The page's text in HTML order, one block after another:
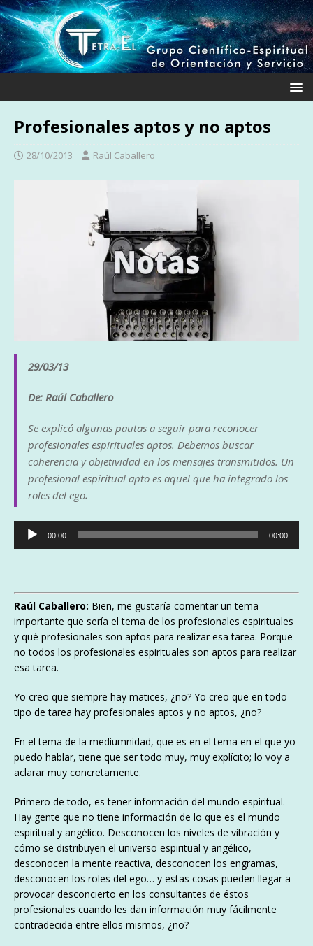
Profesionales aptos y no aptos
28/10/2013 Raúl Caballero
29/03/13
De: Raúl Caballero
Se explicó algunas pautas a seguir para reconocer
profesionales espirituales aptos. Debemos buscar
coherencia y objetividad en los mensajes transmitidos. Un
profesional espiritual apto es aquel que ha integrado los
roles del ego.
Reproductor
00:00 00:00
Raúl Caballero: Bien, me gustaría comentar un tema
importante que sería el tema de los profesionales espirituales
y qué profesionales son aptos para realizar esa tarea. Porque
no todos los profesionales espirituales son aptos para realizar
esa tarea.
Yo creo que siempre hay matices, ¿no? Yo creo que en todo
tipo de tarea hay profesionales aptos y no aptos, ¿no?
En el tema de la mediumnidad, que es en el tema en el que yo
puedo hablar, tiene que ser todo muy, muy explícito; lo voy a
aclarar muy concretamente.
Primero de todo, es tener información del mundo espiritual.
Hay gente que no tiene información de lo que es el mundo
espiritual y angélico. Desconocen los niveles de vibración y
cómo se distribuyen el universo espiritual y angélico,
desconocen la mente reactiva, desconocen los engramas,
desconocen los roles del ego… y estas cosas pueden llegar a
provocar desconcierto en los consultantes de éstos
profesionales cuando les dan información muy fácilmente
contradecida entre ellos mismos, ¿no?